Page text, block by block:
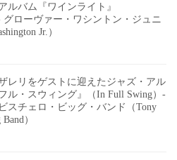
ルバム『ワインライト』
グローヴァー・ワシントン・ジュニ
Jr.）
レリをゲストに迎えたジャズ・アル
ル・スウィング』（In Full Swing）-
スチェロ・ビッグ・バンド（Tony
）